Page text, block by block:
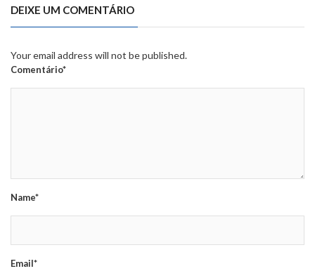
DEIXE UM COMENTÁRIO
Your email address will not be published.
Comentário*
Name*
Email*